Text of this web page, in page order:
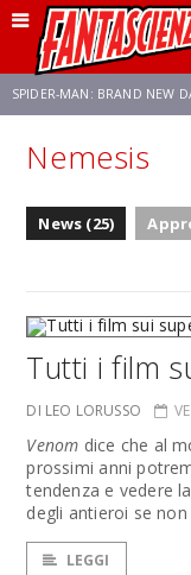
SPIDER-MAN: BRAND NEW
FRANCO RICCIARDIELLO
Nemesis
News (25)
Tutti i film
DI LEO LORUSSO
Venom dice che al
prossimi anni
tendenza e vedere
degli antieroi se
LEGGI